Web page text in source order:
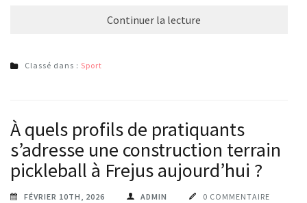
Continuer la lecture
Classé dans : Sport
À quels profils de pratiquants
s’adresse une construction terrain
pickleball à Frejus aujourd’hui ?
FÉVRIER 10TH, 2026 ADMIN 0 COMMENTAIRE